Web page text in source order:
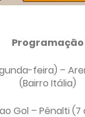
Programação
feira) –
(Bairro Itália)
Gol – Pênalti (7